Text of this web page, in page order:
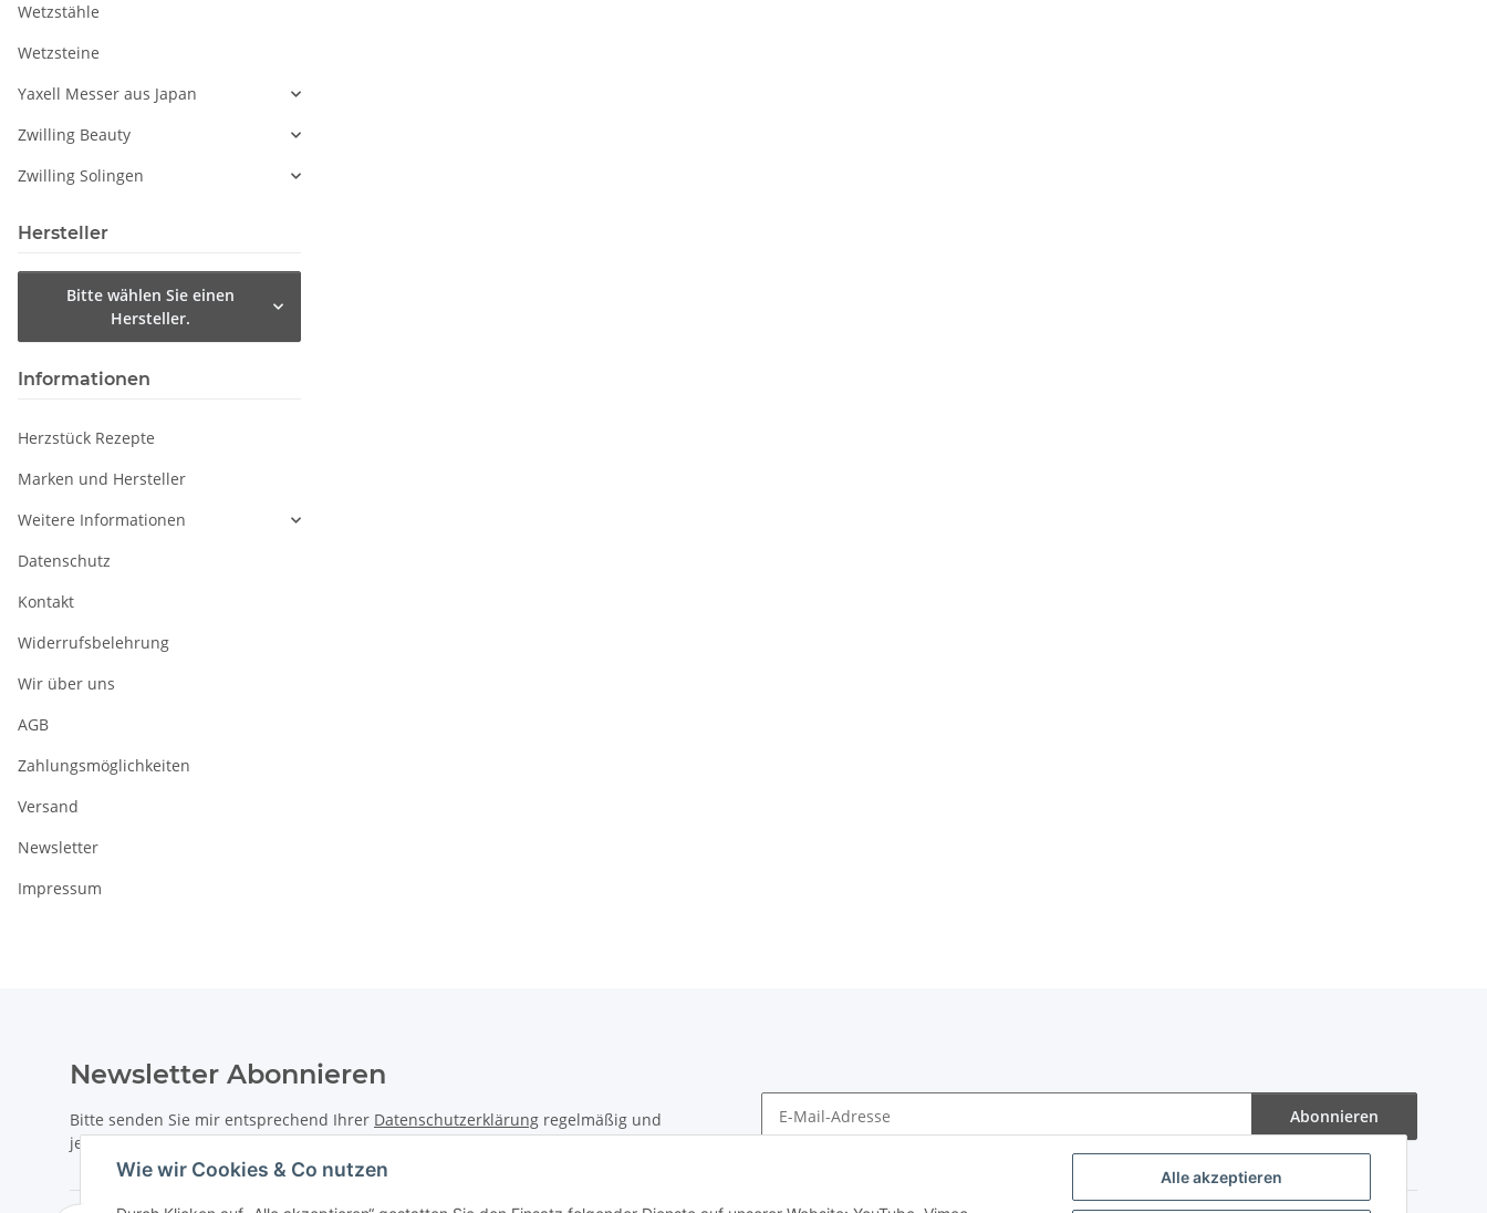
Alle akzeptieren
Wie wir Cookies & Co nutzen
Wetzstähle
Wetzsteine
Yaxell Messer aus Japan
Zwilling Beauty
Zwilling Solingen
Hersteller
Bitte wählen Sie einen
Hersteller.
Informationen
Herzstück Rezepte
Marken und Hersteller
Weitere Informationen
Datenschutz
Kontakt
Widerrufsbelehrung
Wir über uns
AGB
Zahlungsmöglichkeiten
Versand
Newsletter
Impressum
Newsletter Abonnieren
Bitte senden Sie mir entsprechend Ihrer Datenschutzerklärung regelmäßig und
jederzeit widerruflich Informationen zu Ihrem Produktsortiment per E-Mail zu.
Abonnieren